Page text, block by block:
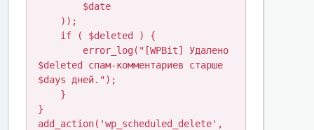
$deleted спам-комментариев старше
$days дней.");
}
add_action('wp_scheduled_delete',